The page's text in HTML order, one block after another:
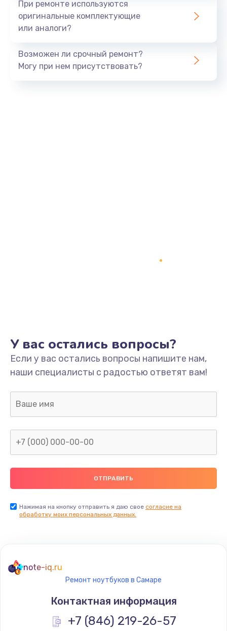
При ремонте используются
оригинальные комплектующие
или аналоги?
Возможен ли срочный ремонт?
Могу при нем присутствовать?
У вас остались вопросы?
Если у вас остались вопросы напишите нам,
наши специалисты с радостью ответят вам!
Нажимая на кнопку отправить я даю свое согласие на
обработку моих персональных данных.
note-iq.ru
Ремонт ноутбуков в Самаре
Контактная информация
+7 (846) 219-26-57